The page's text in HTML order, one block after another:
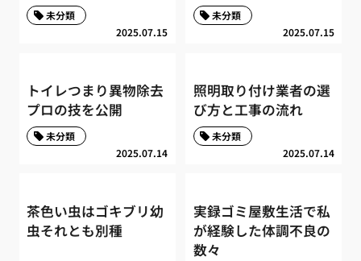
2025.07.15
未分類
2025.07.15
未分類
トイレつまり異物除去
プロの技を公開
2025.07.14
未分類
照明取り付け業者の選
び方と工事の流れ
2025.07.14
未分類
茶色い虫はゴキブリ幼
虫それとも別種
実録ゴミ屋敷生活で私
が経験した体調不良の
数々